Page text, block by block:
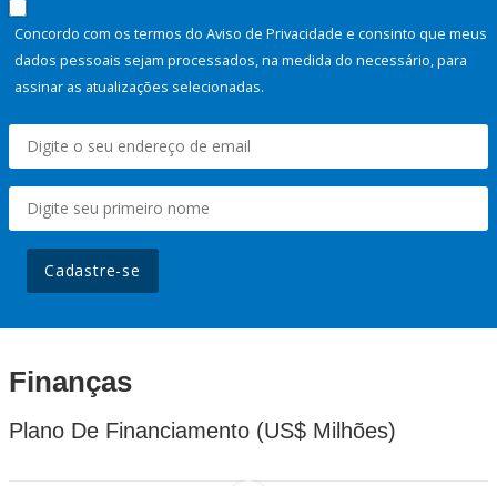
Concordo com os termos do Aviso de Privacidade e consinto que meus
dados pessoais sejam processados, na medida do necessário, para
assinar as atualizações selecionadas.
Cadastre-se
Finanças
Plano De Financiamento (US$ Milhões)